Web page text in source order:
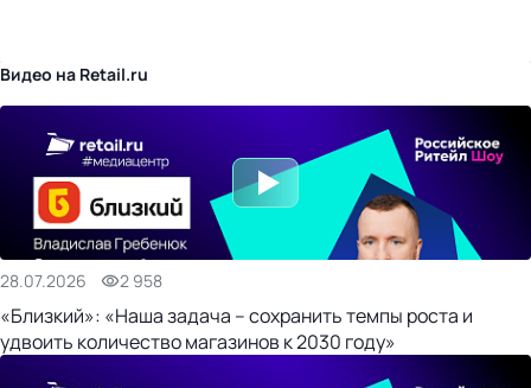
Видео на Retail.ru
28.07.2026 2 958
«Близкий»: «Наша задача – сохранить темпы роста и
удвоить количество магазинов к 2030 году»